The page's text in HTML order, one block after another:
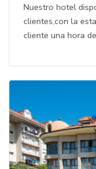
Nuestro hotel
clientes,con la
cliente una hora